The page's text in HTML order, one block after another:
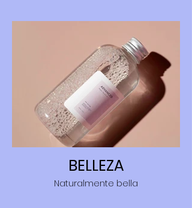
BELLEZA
Naturalmente bella